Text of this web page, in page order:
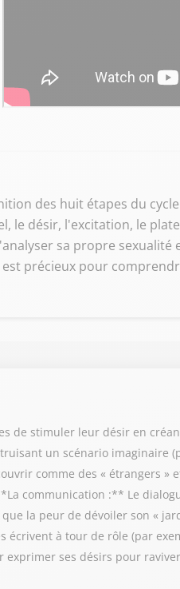
des huit étapes du
le désir, l'excitation, le
sa propre
est précieux pour
de stimuler leur désir en
un scénario imaginaire
comme des « étrangers
communication :** Le
la peur de dévoiler son «
à tour de rôle (par
ses désirs pour